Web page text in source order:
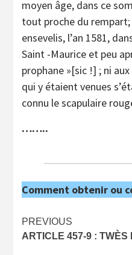
moyen âge, dans ce
tout proche du
ensevelis, l’an 1581,
Saint -Maurice et peu
prophane »[sic !] ; ni
qui y étaient venues
connu le scapulaire
……..
Comment obtenir ou
Post
navigation
PREVIOUS
ARTICLE 457-9 : TWÈS